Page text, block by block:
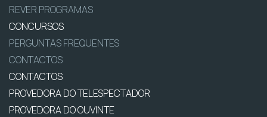
REVER PROGRAMAS
CONCURSOS
PERGUNTAS FREQUENTES
CONTACTOS
CONTACTOS
PROVEDORA DO TELESPECTADOR
PROVEDORA DO OUVINTE